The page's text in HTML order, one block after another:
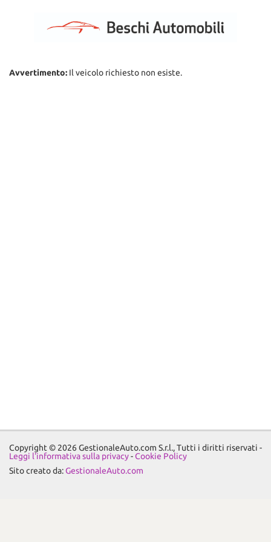
Avvertimento: Il veicolo richiesto non esiste.
Copyright © 2026 GestionaleAuto.com S.r.l., Tutti i diritti riservati -
Leggi l'informativa sulla privacy-Cookie Policy
Sito creato da:GestionaleAuto.com